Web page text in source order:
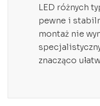
LED różnych
pewne i
montaż nie
znacząco